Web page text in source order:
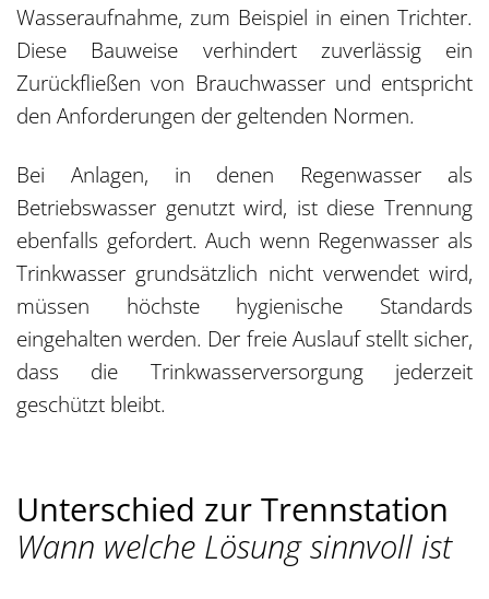
Wasseraufnahme, zum Beispiel in einen Trichter.
Diese Bauweise verhindert zuverlässig ein
Zurückfließen von Brauchwasser und entspricht
den Anforderungen der geltenden Normen.
Bei Anlagen, in denen Regenwasser als
Betriebswasser genutzt wird, ist diese Trennung
ebenfalls gefordert. Auch wenn Regenwasser als
Trinkwasser grundsätzlich nicht verwendet wird,
müssen höchste hygienische Standards
eingehalten werden. Der freie Auslauf stellt sicher,
dass die Trinkwasserversorgung jederzeit
geschützt bleibt.
Unterschied zur Trennstation
Wann welche Lösung sinnvoll ist